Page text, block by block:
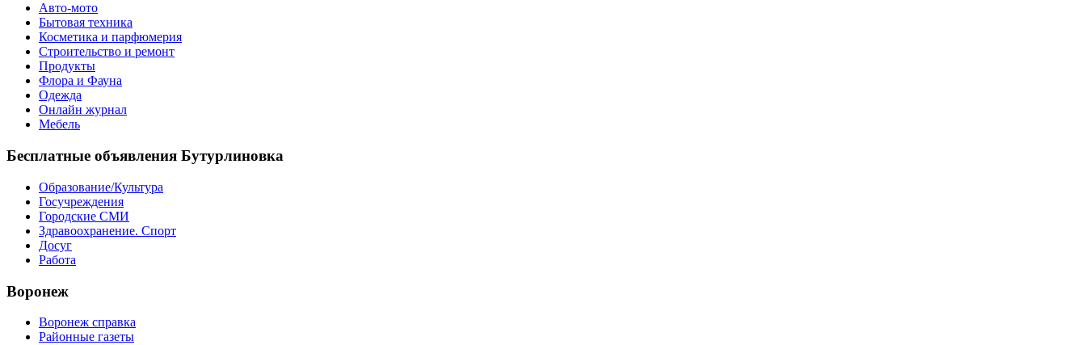
Авто-мото
Бытовая техника
Косметика и парфюмерия
Строительство и ремонт
Продукты
Флора и Фауна
Одежда
Онлайн журнал
Мебель
Бесплатные объявления Бутурлиновка
Образование/Культура
Госучреждения
Городские СМИ
Здравоохранение. Спорт
Досуг
Работа
Воронеж
Воронеж справка
Районные газеты